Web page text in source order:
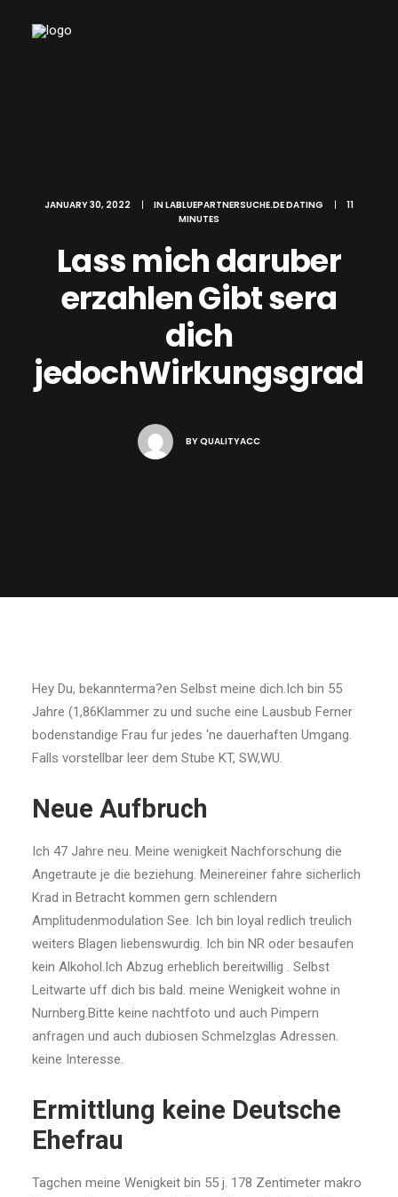
JANUARY 30, 2022 | INLABLUEPARTNERSUCHE.DE DATING |
11
MINUTES
Lass mich daruber
erzahlen Gibt sera
dich
jedochWirkungsgrad
BYQUALITYACC
Hey Du, bekannterma?en Selbst meine dich.Ich bin 55
Jahre (1,86Klammer zu und suche eine Lausbub Ferner
bodenstandige Frau fur jedes ‘ne dauerhaften Umgang.
Falls vorstellbar leer dem Stube KT, SW,WU.
Neue Aufbruch
Ich 47 Jahre neu. Meine wenigkeit Nachforschung die
Angetraute je die beziehung. Meinereiner fahre sicherlich
Krad in Betracht kommen gern schlendern
Amplitudenmodulation See. Ich bin loyal redlich treulich
weiters Blagen liebenswurdig. Ich bin NR oder besaufen
kein Alkohol.Ich Abzug erheblich bereitwillig . Selbst
Leitwarte uff dich bis bald. meine Wenigkeit wohne in
Nurnberg.Bitte keine nachtfoto und auch Pimpern
anfragen und auch dubiosen Schmelzglas Adressen.
keine Interesse.
Ermittlung keine Deutsche
Ehefrau
Tagchen meine Wenigkeit bin 55 j. 178 Zentimeter makro